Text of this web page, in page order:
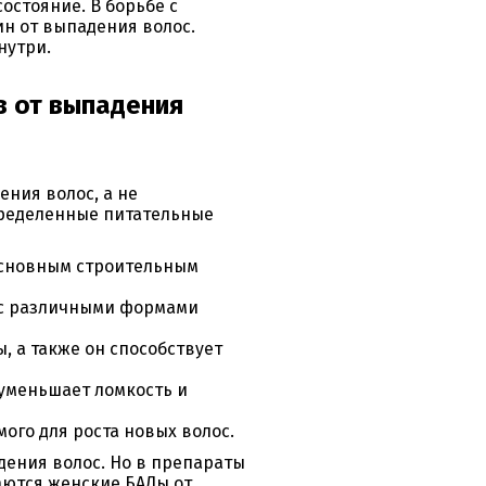
В борьбе с
от выпадения волос.
от выпадения
волос, а не
питательные
строительным
с различными формами
также он способствует
ломкость и
для роста новых волос.
волос. Но в препараты